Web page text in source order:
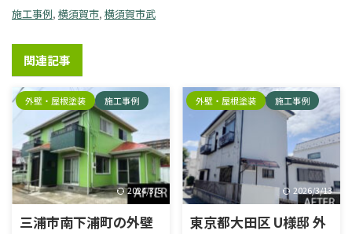
施工事例, 横須賀市, 横須賀市武
関連記事
外壁・屋根塗装 施工事例
2024/3/5
三浦市南下浦町の外壁
外壁・屋根塗装 施工事例
2026/3/13
東京都大田区 U様邸 外